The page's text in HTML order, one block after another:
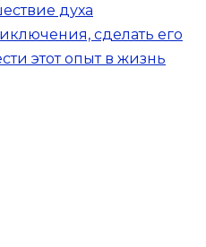
духа
сделать его
этот опыт в жизнь